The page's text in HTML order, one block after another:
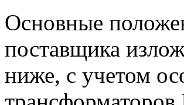
Основные
поставщика
ниже, с учетом